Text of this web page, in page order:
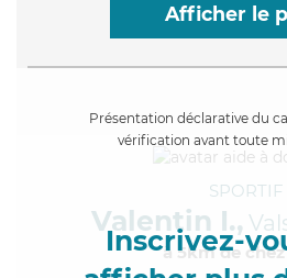
Afficher le
Présentation déclarative du
vérification avant toute
Inscrivez-
SPORTIF
Valentin I.,
à 5km de